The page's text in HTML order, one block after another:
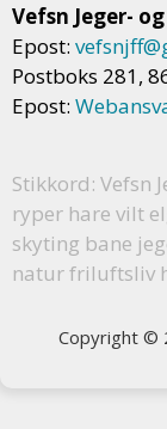
Vefsn Jeger-
Epost:
Postboks 281,
Epost:
Stikkord: Vefsn
ryper hare vilt
skyting bane
natur friluftsliv
Copyright ©